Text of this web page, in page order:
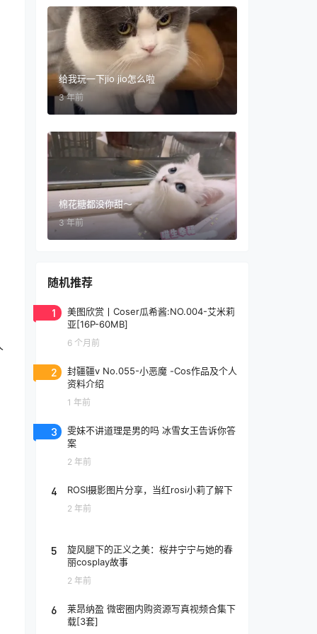
给我玩一下jio jio怎么啦
3 年前
棉花糖都没你甜～
3 年前
随机推荐
1
美图欣赏丨Coser瓜希酱:NO.004-艾米莉
亚[16P-60MB]
6 个月前
2
封疆疆v No.055-小恶魔 -Cos作品及个人
资料介绍
1 年前
3
雯妹不讲道理是男的吗 冰雪女王告诉你答
案
2 年前
4 ROSI摄影图片分享，当红rosi小莉了解下
2 年前
5
旋风腿下的正义之美：桜井宁宁与她的春
丽cosplay故事
2 年前
6
莱昂纳盈 微密圈内购资源写真视频合集下
载[3套]